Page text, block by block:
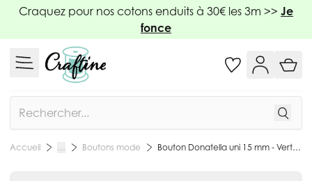
Allez au contenu
Craquez pour nos cotons enduits à 30€ les 3m >> Je
fonce
Accueil … Boutons mode Bouton Donatella uni 15 mm - Vert anis